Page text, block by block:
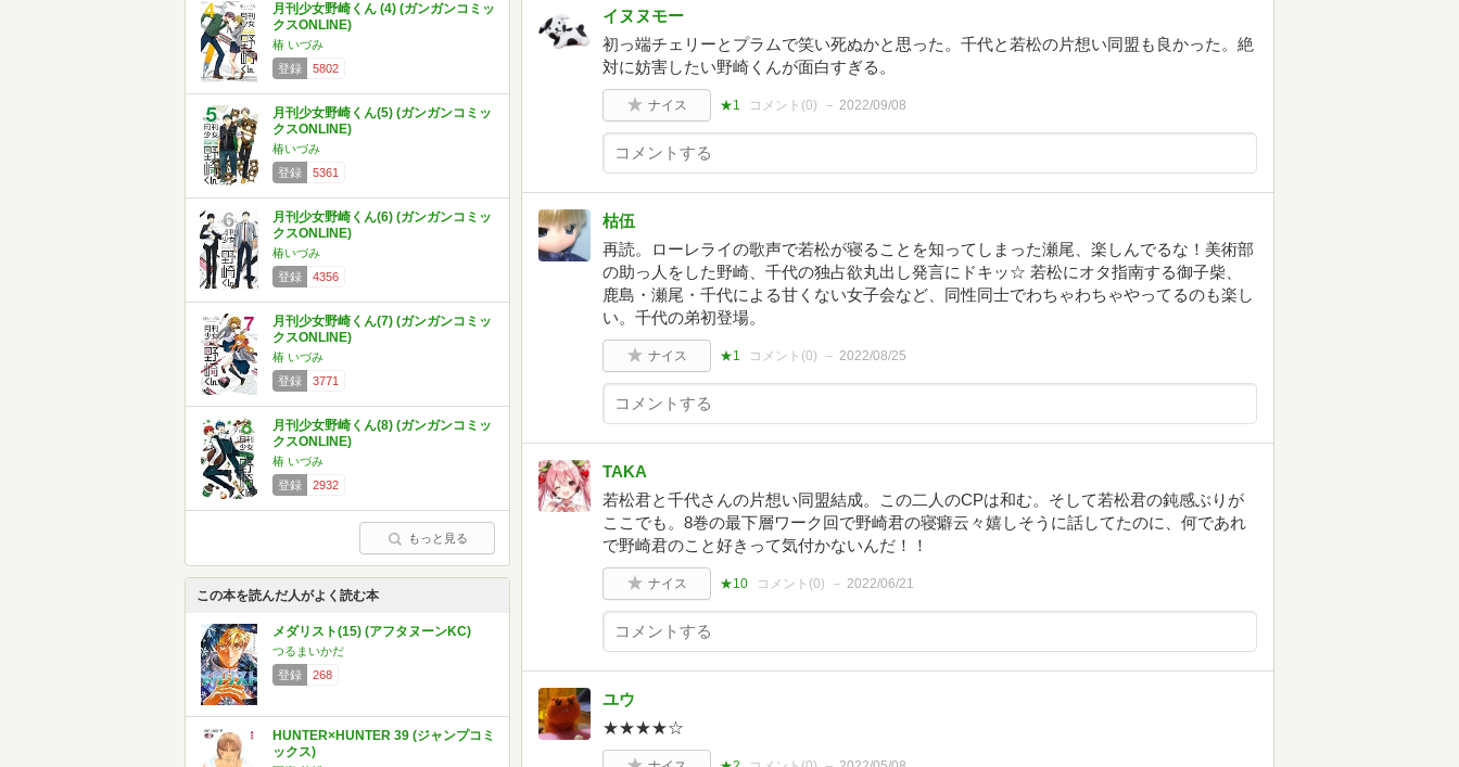
月刊少女野崎くん (4) (ガンガンコミッ
クスONLINE)
椿 いづみ
登録
5802
月刊少女野崎くん(5) (ガンガンコミッ
クスONLINE)
椿いづみ
登録
5361
月刊少女野崎くん(6) (ガンガンコミッ
クスONLINE)
椿いづみ
登録
4356
月刊少女野崎くん(7) (ガンガンコミッ
クスONLINE)
椿 いづみ
登録
3771
月刊少女野崎くん(8) (ガンガンコミッ
クスONLINE)
椿 いづみ
登録
2932
もっと見る
この本を読んだ人がよく読む本
メダリスト(15) (アフタヌーンKC)
つるまいかだ
登録
268
HUNTER×HUNTER 39 (ジャンプコミ
ックス)
イヌヌモー
初っ端チェリーとプラムで笑い死ぬかと思った。千代と若松の片想い同盟も良かった。絶
対に妨害したい野崎くんが面白すぎる。
ナイス ★1 コメント(0) 2022/09/08
枯伍
再読。ローレライの歌声で若松が寝ることを知ってしまった瀬尾、楽しんでるな！美術部
の助っ人をした野崎、千代の独占欲丸出し発言にドキッ☆ 若松にオタ指南する御子柴、
鹿島・瀬尾・千代による甘くない女子会など、同性同士でわちゃわちゃやってるのも楽し
い。千代の弟初登場。
ナイス ★1 コメント(0) 2022/08/25
TAKA
若松君と千代さんの片想い同盟結成。この二人のCPは和む。そして若松君の鈍感ぶりが
ここでも。8巻の最下層ワーク回で野崎君の寝癖云々嬉しそうに話してたのに、何であれ
で野崎君のこと好きって気付かないんだ！！
ナイス ★10 コメント(0) 2022/06/21
ユウ
★★★★☆